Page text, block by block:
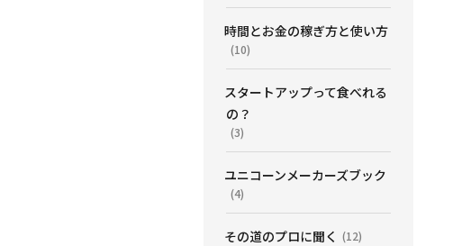
時間とお金の稼ぎ方と使い方
(10)
スタートアップって食べれる
の？
(3)
ユニコーンメーカーズブック
(4)
その道のプロに聞く (12)